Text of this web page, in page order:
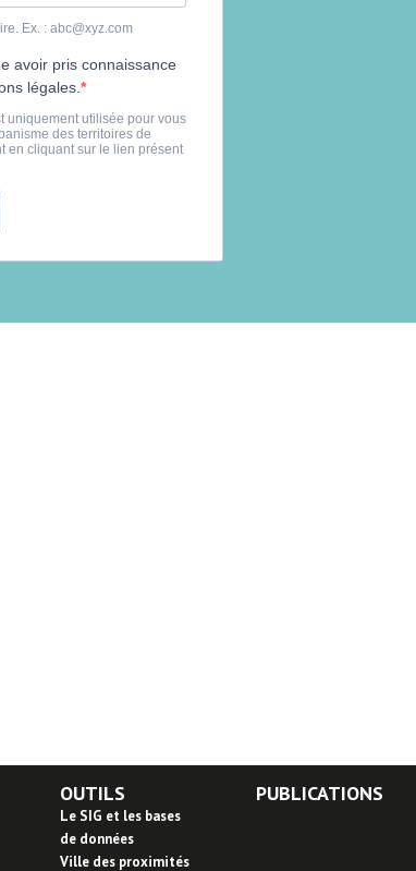
OUTILS
Le SIG et les bases
de données
Ville des proximités
PUBLICATIONS